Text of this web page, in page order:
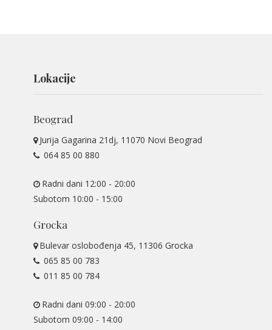
Lokacije
Beograd
Jurija Gagarina 21dj, 11070 Novi Beograd
064 85 00 880
Radni dani 12:00 - 20:00
Subotom 10:00 - 15:00
Grocka
Bulevar oslobođenja 45, 11306 Grocka
065 85 00 783
011 85 00 784
Radni dani 09:00 - 20:00
Subotom 09:00 - 14:00